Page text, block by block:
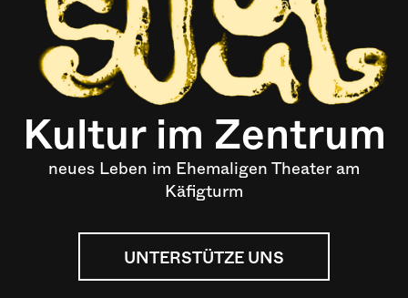
Kultur im Zentrum
neues Leben im Ehemaligen Theater am
Käfigturm
UNTERSTÜTZE UNS